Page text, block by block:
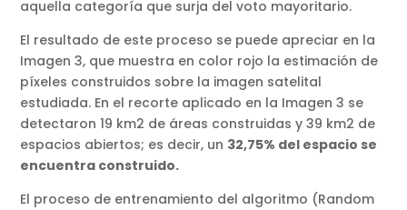
aquella categoría que surja del voto mayoritario.
El resultado de este proceso se puede apreciar en la
Imagen 3, que muestra en color rojo la estimación de
píxeles construidos sobre la imagen satelital
estudiada. En el recorte aplicado en la Imagen 3 se
detectaron 19 km2 de áreas construidas y 39 km2 de
espacios abiertos; es decir, un 32,75% del espacio se
encuentra construido.
El proceso de entrenamiento del algoritmo (Random